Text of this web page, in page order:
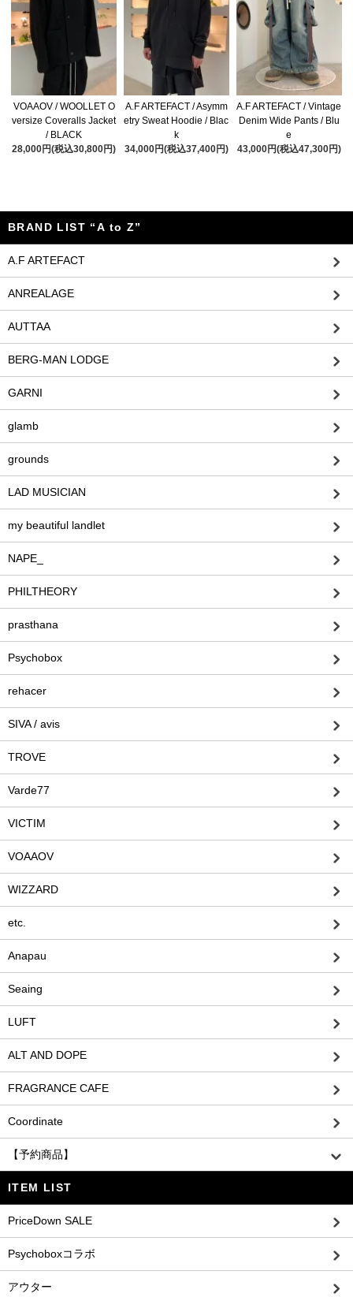
VOAAOV / WOOLLET O
versize Coveralls Jacket
/ BLACK
28,000円(税込30,800円)
A.F ARTEFACT / Asymm
etry Sweat Hoodie / Blac
k
34,000円(税込37,400円)
A.F ARTEFACT / Vintage
Denim Wide Pants / Blu
e
43,000円(税込47,300円)
BRAND LIST “A to Z”
A.F ARTEFACT
ANREALAGE
AUTTAA
BERG-MAN LODGE
GARNI
glamb
grounds
LAD MUSICIAN
my beautiful landlet
NAPE_
PHILTHEORY
prasthana
Psychobox
rehacer
SIVA / avis
TROVE
Varde77
VICTIM
VOAAOV
WIZZARD
etc.
Anapau
Seaing
LUFT
ALT AND DOPE
FRAGRANCE CAFE
Coordinate
【予約商品】
ITEM LIST
PriceDown SALE
Psychoboxコラボ
アウター